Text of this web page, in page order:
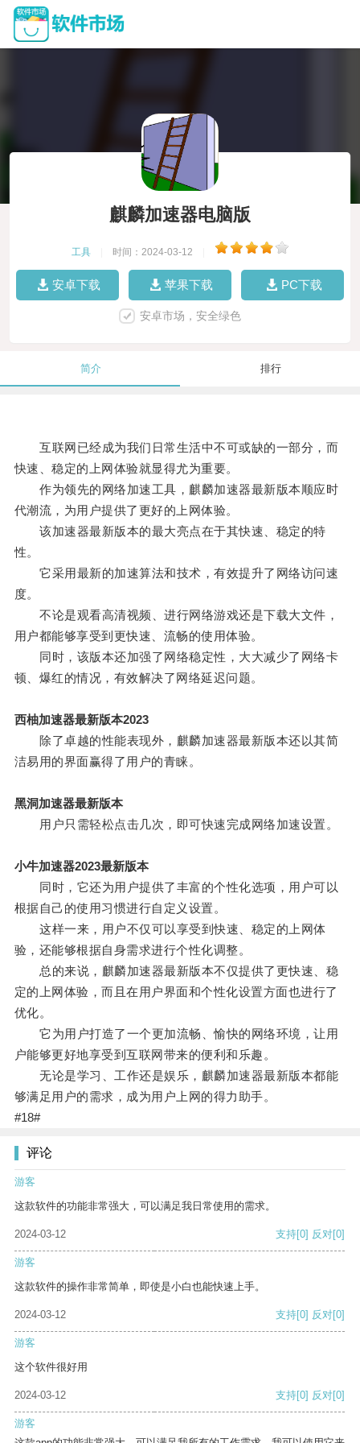
麒麟加速器电脑版
工具 时间：2024-03-12
安卓下载 苹果下载 PC下载
安卓市场，安全绿色
简介 排行
互联网已经成为我们日常生活中不可或缺的一部分，而
快速、稳定的上网体验就显得尤为重要。
作为领先的网络加速工具，麒麟加速器最新版本顺应时
代潮流，为用户提供了更好的上网体验。
该加速器最新版本的最大亮点在于其快速、稳定的特
性。
它采用最新的加速算法和技术，有效提升了网络访问速
度。
不论是观看高清视频、进行网络游戏还是下载大文件，
用户都能够享受到更快速、流畅的使用体验。
同时，该版本还加强了网络稳定性，大大减少了网络卡
顿、爆红的情况，有效解决了网络延迟问题。
西柚加速器最新版本2023
除了卓越的性能表现外，麒麟加速器最新版本还以其简
洁易用的界面赢得了用户的青睐。
黑洞加速器最新版本
用户只需轻松点击几次，即可快速完成网络加速设置。
小牛加速器2023最新版本
同时，它还为用户提供了丰富的个性化选项，用户可以
根据自己的使用习惯进行自定义设置。
这样一来，用户不仅可以享受到快速、稳定的上网体
验，还能够根据自身需求进行个性化调整。
总的来说，麒麟加速器最新版本不仅提供了更快速、稳
定的上网体验，而且在用户界面和个性化设置方面也进行了
优化。
它为用户打造了一个更加流畅、愉快的网络环境，让用
户能够更好地享受到互联网带来的便利和乐趣。
无论是学习、工作还是娱乐，麒麟加速器最新版本都能
够满足用户的需求，成为用户上网的得力助手。
#18#
评论
游客
这款软件的功能非常强大，可以满足我日常使用的需求。
2024-03-12 支持[0] 反对[0]
游客
这款软件的操作非常简单，即使是小白也能快速上手。
2024-03-12 支持[0] 反对[0]
游客
这个软件很好用
2024-03-12 支持[0] 反对[0]
游客